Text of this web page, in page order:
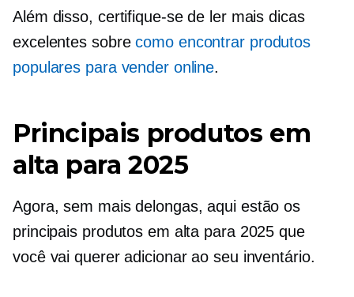
Além disso, certifique-se de ler mais dicas
excelentes sobrecomo encontrar produtos
populares para vender online.
Principais produtos em
alta para 2025
Agora, sem mais delongas, aqui estão os
principais produtos em alta para 2025 que
você vai querer adicionar ao seu inventário.